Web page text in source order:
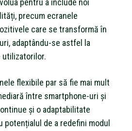
pentru a include noi
precum ecranele
care se transformă în
adaptându-se astfel la
utilizatorilor.
flexibile par să fie mai mult
între smartphone-uri și
și o adaptabilitate
potențialul de a redefini modul